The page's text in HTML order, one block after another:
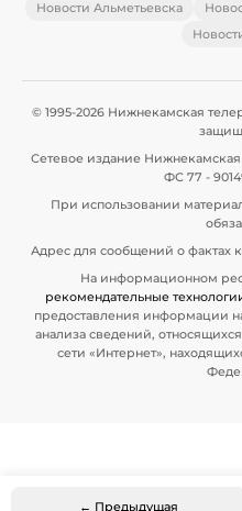
← Предыдущая
Новости Альметьевска
© 1995-2026 Нижнекамская
Сетевое издание
ФС 77 -
При использовании
Адрес для сообщений о
На информационном
рекомендательные
предоставления информации
анализа сведений,
сети «Интернет»,